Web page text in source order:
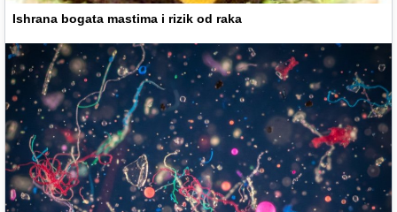
Ishrana bogata mastima i rizik od raka